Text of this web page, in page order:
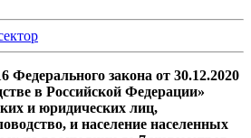
Федерального закона от 30.12.2020
в Российской Федерации»
и юридических лиц,
и население населенных